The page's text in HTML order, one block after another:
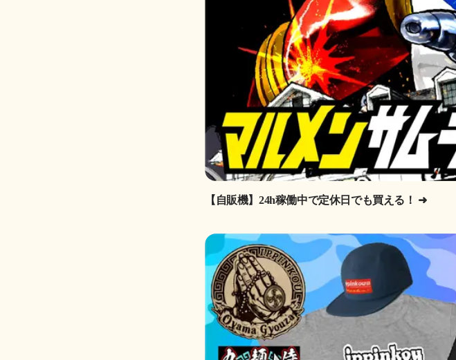
【自販機】24h稼働中で定休日でも買える！ ➜